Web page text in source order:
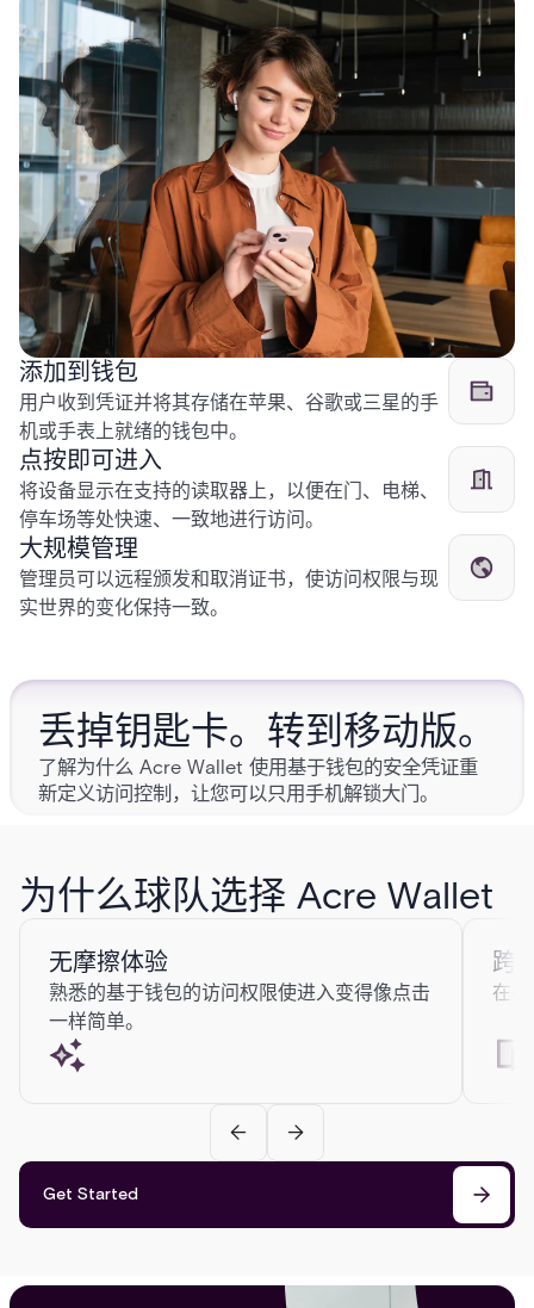
添加到钱包
用户收到凭证并将其存储在苹果、谷歌或三星的手
机或手表上就绪的钱包中。
点按即可进入
将设备显示在支持的读取器上，以便在门、电梯、
停车场等处快速、一致地进行访问。
大规模管理
管理员可以远程颁发和取消证书，使访问权限与现
实世界的变化保持一致。
丢掉钥匙卡。转到移动版。
了解为什么 Acre Wallet 使用基于钱包的安全凭证重
新定义访问控制，让您可以只用手机解锁大门。
安全的
是时候升级了。我们详细说明了为什么移动访问控制比传统的门禁卡更安
全、更智能、更方便。
为什么球队选择 Acre Wallet
无摩擦体验
熟悉的基于钱包的访问权限使进入变得像点击
一样简单。
跨
在
Get Started